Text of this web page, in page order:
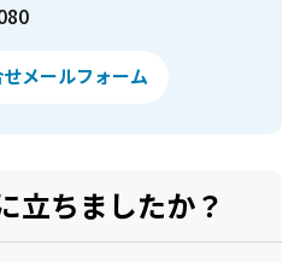
メールフォーム
立ちましたか？